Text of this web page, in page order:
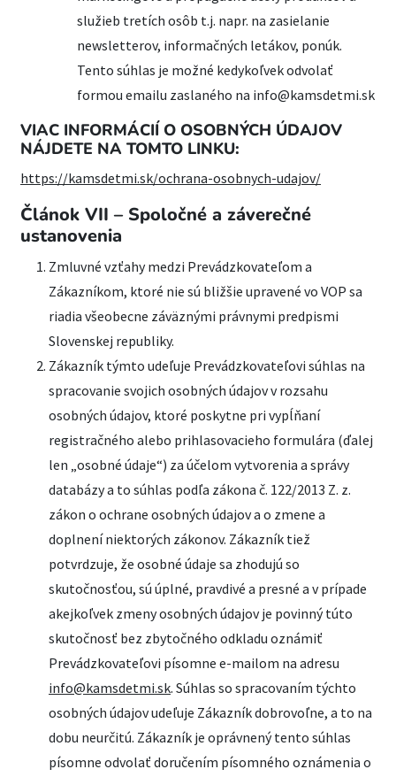
služieb tretích osôb t.j. napr. na zasielanie
newsletterov, informačných letákov, ponúk.
Tento súhlas je možné kedykoľvek odvolať
formou emailu zaslaného na info@kamsdetmi.sk
VIAC INFORMÁCIÍ O OSOBNÝCH ÚDAJOV
NÁJDETE NA TOMTO LINKU:
https://kamsdetmi.sk/ochrana-osobnych-udajov/
Článok VII – Spoločné a záverečné
ustanovenia
Zmluvné vzťahy medzi Prevádzkovateľom a
Zákazníkom, ktoré nie sú bližšie upravené vo VOP sa
riadia všeobecne záväznými právnymi predpismi
Slovenskej republiky.
Zákazník týmto udeľuje Prevádzkovateľovi súhlas na
spracovanie svojich osobných údajov v rozsahu
osobných údajov, ktoré poskytne pri vypĺňaní
registračného alebo prihlasovacieho formulára (ďalej
len „osobné údaje“) za účelom vytvorenia a správy
databázy a to súhlas podľa zákona č. 122/2013 Z. z.
zákon o ochrane osobných údajov a o zmene a
doplnení niektorých zákonov. Zákazník tiež
potvrdzuje, že osobné údaje sa zhodujú so
skutočnosťou, sú úplné, pravdivé a presné a v prípade
akejkoľvek zmeny osobných údajov je povinný túto
skutočnosť bez zbytočného odkladu oznámiť
Prevádzkovateľovi písomne e-mailom na adresu
info@kamsdetmi.sk. Súhlas so spracovaním týchto
osobných údajov udeľuje Zákazník dobrovoľne, a to na
dobu neurčitú. Zákazník je oprávnený tento súhlas
písomne odvolať doručením písomného oznámenia o